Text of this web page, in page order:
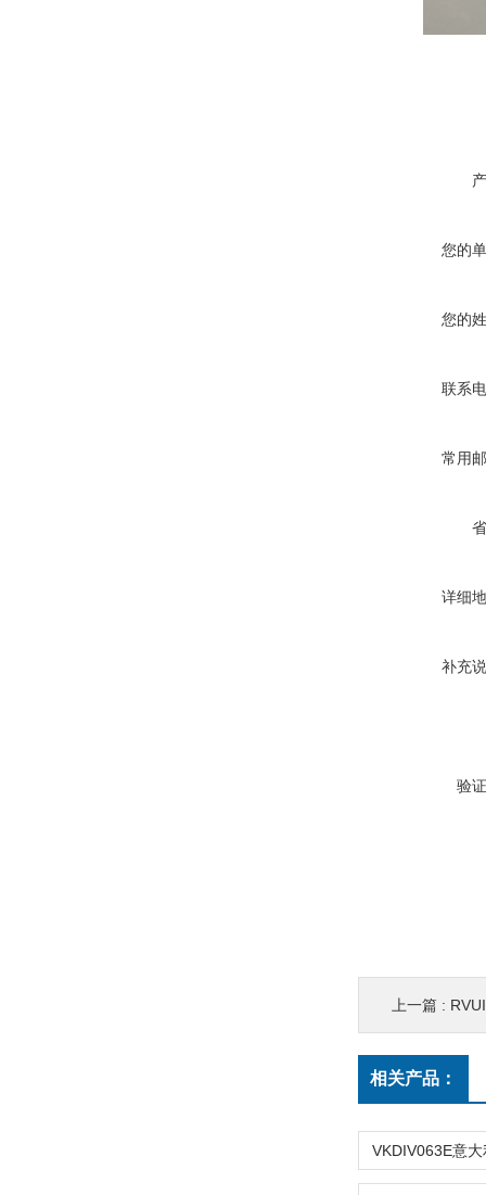
您的
您的
联系
常用
详细
补充
验
上一篇 :
相关产品：